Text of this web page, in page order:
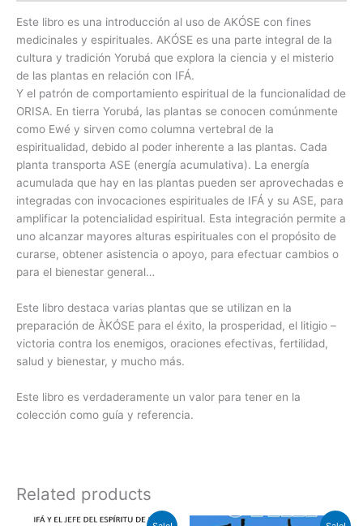
Este libro es una introducción al uso de AKÓSE con fines
medicinales y espirituales. AKÓSE es una parte integral de la
cultura y tradición Yorubá que explora la ciencia y el misterio
de las plantas en relación con IFÁ.
Y el patrón de comportamiento espiritual de la funcionalidad de
ORISA. En tierra Yorubá, las plantas se conocen comúnmente
como Ewé y sirven como columna vertebral de la
espiritualidad, debido al poder inherente a las plantas. Cada
planta transporta ASE (energía acumulativa). La energía
acumulada que hay en las plantas pueden ser aprovechadas e
integradas con invocaciones espirituales de IFÁ y su ASE, para
amplificar la potencialidad espiritual. Esta integración permite a
uno alcanzar mayores alturas espirituales con el propósito de
curarse, obtener asistencia o apoyo, para efectuar cambios o
para el bienestar general…
Este libro destaca varias plantas que se utilizan en la
preparación de ÀKÓSE para el éxito, la prosperidad, el litigio –
victoria contra los enemigos, oraciones efectivas, fertilidad,
salud y bienestar, y mucho más.
Este libro es verdaderamente un valor para tener en la
colección como guía y referencia.
Related products
OriginalCurrent
OriginalCurrent